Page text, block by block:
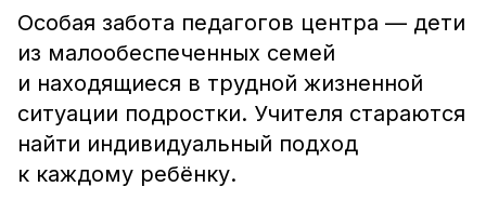
Особая забота педагогов центра — дети
из малообеспеченных семей
и находящиеся в трудной жизненной
ситуации подростки. Учителя стараются
найти индивидуальный подход
к каждому ребёнку.